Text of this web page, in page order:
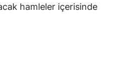
hamleler içerisinde